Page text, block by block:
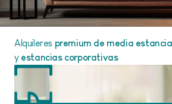
Alquileres premium de media estancia
y estancias corporativas